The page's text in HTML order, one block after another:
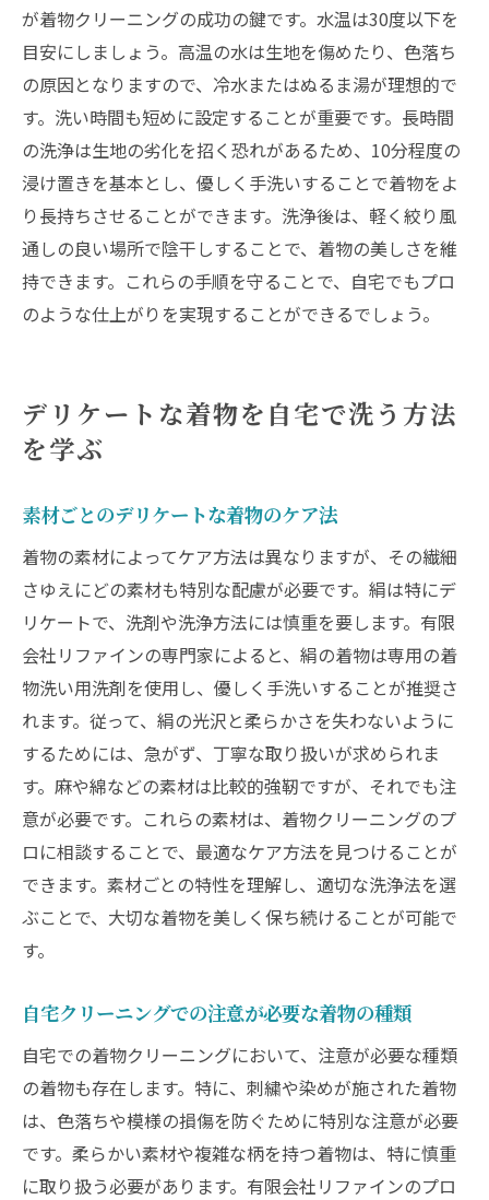
が着物クリーニングの成功の鍵です。水温は30度以下を
目安にしましょう。高温の水は生地を傷めたり、色落ち
の原因となりますので、冷水またはぬるま湯が理想的で
す。洗い時間も短めに設定することが重要です。長時間
の洗浄は生地の劣化を招く恐れがあるため、10分程度の
浸け置きを基本とし、優しく手洗いすることで着物をよ
り長持ちさせることができます。洗浄後は、軽く絞り風
通しの良い場所で陰干しすることで、着物の美しさを維
持できます。これらの手順を守ることで、自宅でもプロ
のような仕上がりを実現することができるでしょう。
デリケートな着物を自宅で洗う方法
を学ぶ
素材ごとのデリケートな着物のケア法
着物の素材によってケア方法は異なりますが、その繊細
さゆえにどの素材も特別な配慮が必要です。絹は特にデ
リケートで、洗剤や洗浄方法には慎重を要します。有限
会社リファインの専門家によると、絹の着物は専用の着
物洗い用洗剤を使用し、優しく手洗いすることが推奨さ
れます。従って、絹の光沢と柔らかさを失わないように
するためには、急がず、丁寧な取り扱いが求められま
す。麻や綿などの素材は比較的強靭ですが、それでも注
意が必要です。これらの素材は、着物クリーニングのプ
ロに相談することで、最適なケア方法を見つけることが
できます。素材ごとの特性を理解し、適切な洗浄法を選
ぶことで、大切な着物を美しく保ち続けることが可能で
す。
自宅クリーニングでの注意が必要な着物の種類
自宅での着物クリーニングにおいて、注意が必要な種類
の着物も存在します。特に、刺繍や染めが施された着物
は、色落ちや模様の損傷を防ぐために特別な注意が必要
です。柔らかい素材や複雑な柄を持つ着物は、特に慎重
に取り扱う必要があります。有限会社リファインのプロ